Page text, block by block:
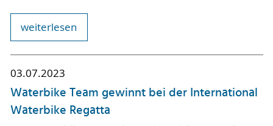
weiterlesen
03.07.2023
Waterbike Team gewinnt bei der International
Waterbike Regatta